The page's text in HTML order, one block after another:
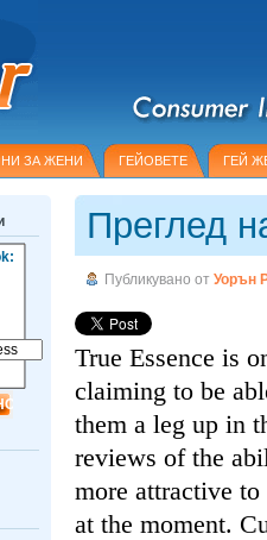
ЗА ЖЕНИ ГЕЙОВЕТЕ ГЕЙ
Преглед
Публикувано от Уорън
True Essence is
claiming to be
them a leg up in
reviews of the
more attractive
at the moment.